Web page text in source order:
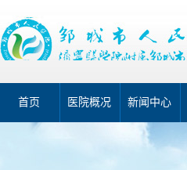
首页 医院概况 新闻中心